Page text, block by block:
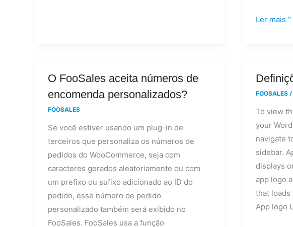
Ler mais "
O FooSales aceita números de
encomenda personalizados?
FOOSALES
Se você estiver usando um plug-in de
terceiros que personaliza os números de
pedidos do WooCommerce, seja com
caracteres gerados aleatoriamente ou com
um prefixo ou sufixo adicionado ao ID do
pedido, esse número de pedido
personalizado também será exibido no
FooSales. FooSales usa a função
O
FooSales
de
encomenda
personalizados?
FOOSALES /
To view
your
navigate
sidebar.
displays
app logo
that loads
App logo
Definições
do